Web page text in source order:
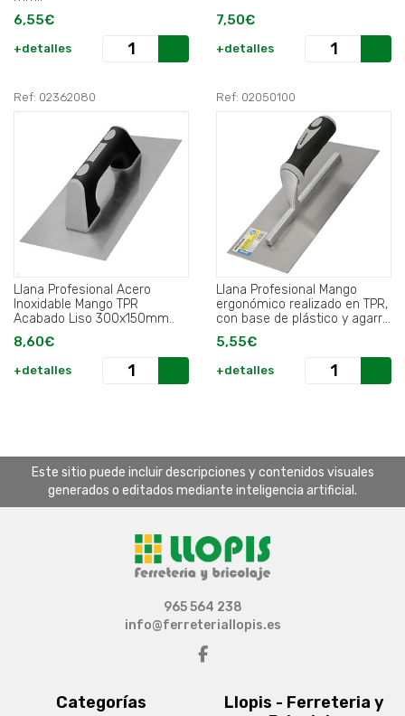
6,55€
+detalles
7,50€
+detalles
Ref: 02362080
Llana Profesional Acero
Inoxidable Mango TPR
Acabado Liso 300x150mm..
8,60€
+detalles
Ref: 02050100
Llana Profesional Mango
ergonómico realizado en TPR,
con base de plástico y agarre
engomado. Se adapta a la
5,55€
+detalles
Este sitio puede incluir descripciones y contenidos visuales
generados o editados mediante inteligencia artificial.
Categorías
Llopis - Ferreteria y
965 564 238
info@ferreteriallopis.es